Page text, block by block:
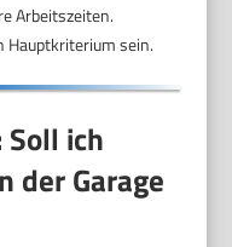
Arbeitszeiten.
Hauptkriterium sein.
ich
der Garage